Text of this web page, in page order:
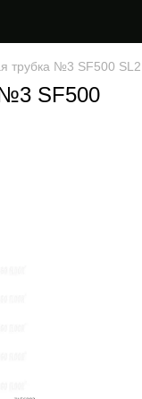
трубка №3 SF500
№3 SF500